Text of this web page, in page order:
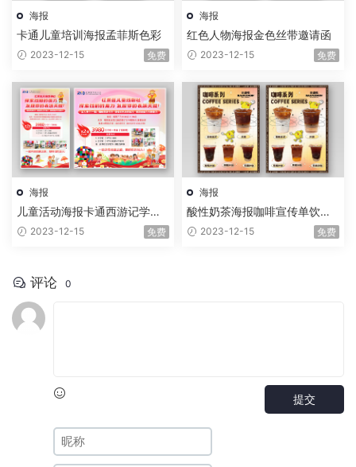
海报
卡通儿童培训海报孟菲斯色彩
2023-12-15 免费
海报
红色人物海报金色丝带邀请函
2023-12-15 免费
海报
儿童活动海报卡通西游记学校
活动2023-12-15 免费
海报
酸性奶茶海报咖啡宣传单饮品
海报2023-12-15 免费
评论 0
提交